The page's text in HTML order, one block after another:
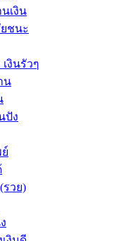
เงิน
ชนะ
งินรัวๆ
น
ปัง
รวย)